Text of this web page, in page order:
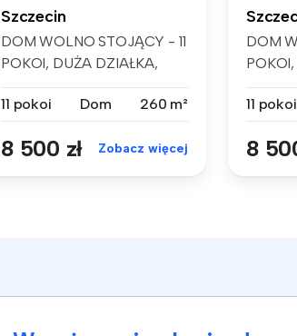
Szczecin
DOM WOLNO STOJĄCY - 11
POKOI, DUŻA DZIAŁKA,
11 pokoi
Dom 260 m²
8 500 zł Zobacz więcej
DOM
11 pokoi
8